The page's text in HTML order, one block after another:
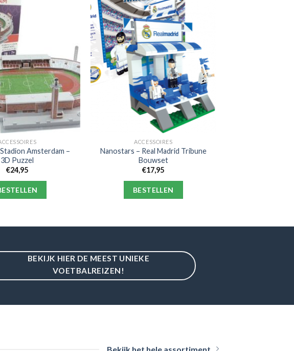
Amsterdam –
3D Puzzel
€24,95
ACCESSOIRES
Nanostars – Real Madrid Tribune
Bouwset
€17,95
BESTELLEN
BEKIJK HIER DE MEEST UNIEKE
VOETBALREIZEN!